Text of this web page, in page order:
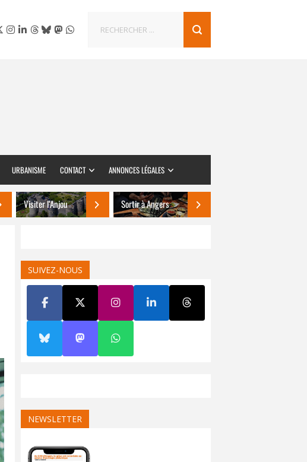
URBANISME CONTACT ANNONCES LÉGALES
Visiter l’Anjou Sortir à Angers
SUIVEZ-NOUS
NEWSLETTER